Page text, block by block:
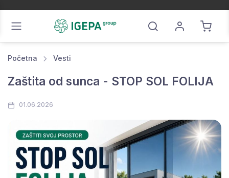
Početna Vesti
Zaštita od sunca - STOP SOL FOLIJA
01.06.2026